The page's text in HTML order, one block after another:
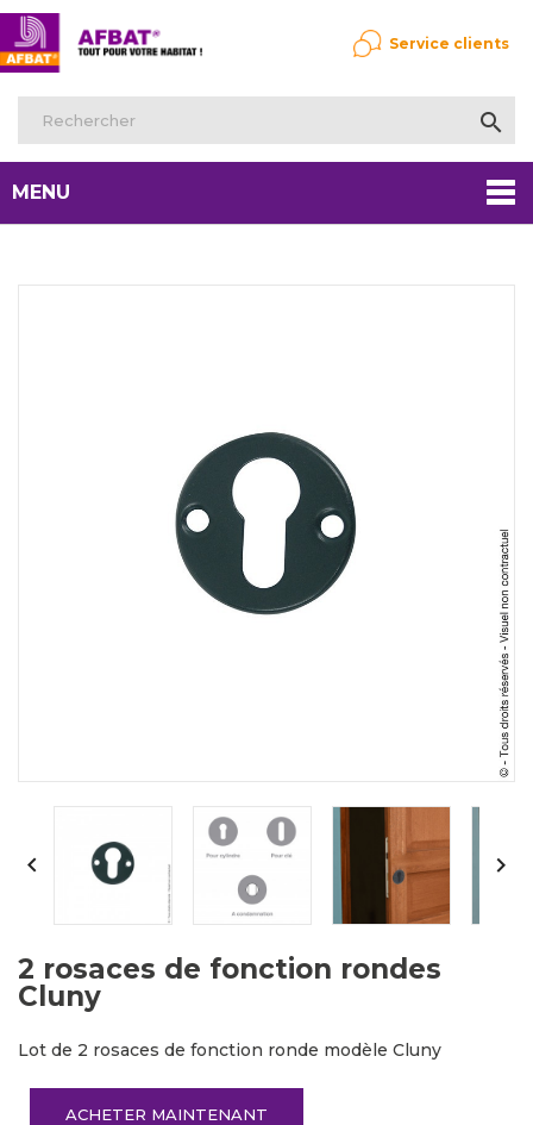

Service clients
MENU
 
2 rosaces de fonction rondes
Cluny
Lot de 2 rosaces de fonction ronde modèle Cluny
ACHETER MAINTENANT